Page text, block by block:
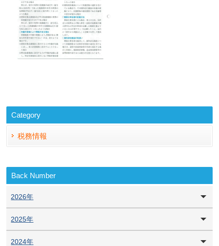
Category
税務情報
Back Number
2026年
2025年
2024年